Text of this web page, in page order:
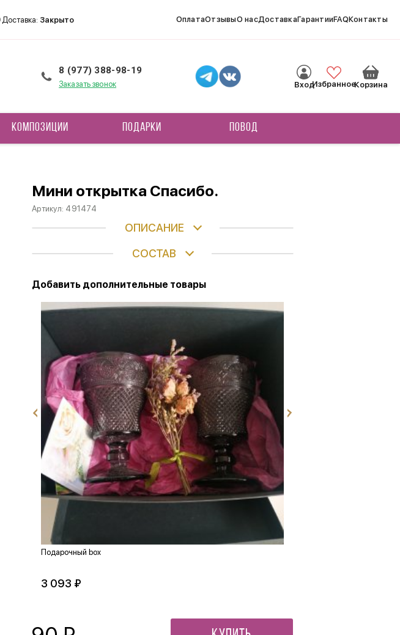
Доставка: Закрыто ОплатаОтзывыО насДоставкаГарантииFAQКонтакты
8 (977) 388-98-19
Заказать звонок ВходИзбранноеКорзина
КОМПОЗИЦИИ ПОДАРКИ ПОВОД
Мини открытка Спасибо.
Артикул: 491474
ОПИСАНИЕ
СОСТАВ
Добавить дополнительные товары
Подарочный box
3 093 ₽